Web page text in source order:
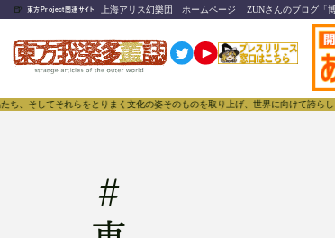
🍺 東方Project関連サイト 上海アリス幻樂団 ホームページ ZUNさんのブログ「
れらをとりまく文化の姿そのものを取り上げ、世界に向けて誇らしく発信
#